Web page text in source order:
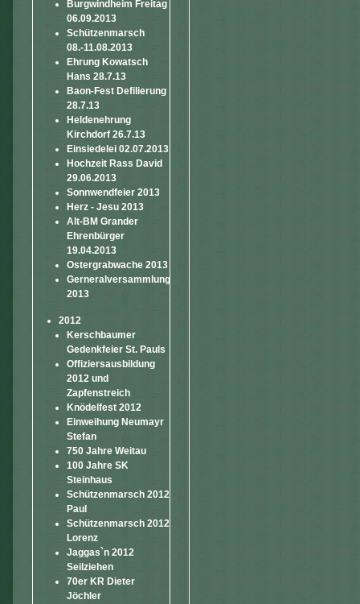
Burgwindheim Freitag
06.09.2013
Schützenmarsch
08.-11.08.2013
Ehrung Kowatsch
Hans 28.7.13
Baon-Fest Defilierung
28.7.13
Heldenehrung
Kirchdorf 26.7.13
Einsiedelei 02.07.2013
Hochzeit Rass David
29.06.2013
Sonnwendfeier 2013
Herz - Jesu 2013
Alt-BM Grander
Ehrenbürger
19.04.2013
Ostergrabwache 2013
Gerneralversammlung
2013
2012
Kerschbaumer
Gedenkfeier St. Pauls
Offiziersausbildung
2012 und
Zapfenstreich
Knödelfest 2012
Einweihung Neumayr
Stefan
750 Jahre Weitau
100 Jahre SK
Steinhaus
Schützenmarsch 2012
Paul
Schützenmarsch 2012
Lorenz
Jaggas`n 2012
Seilziehen
70er KR Dieter
Jöchler